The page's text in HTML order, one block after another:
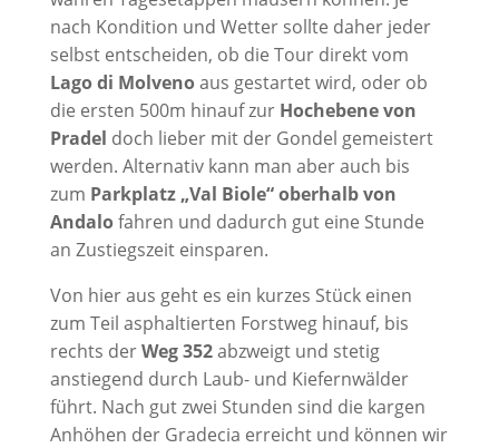
nach Kondition und Wetter sollte daher jeder
selbst entscheiden, ob die Tour direkt vom
Lago di Molvenoaus gestartet wird, oder ob
die ersten 500m hinauf zur Hochebene von
Pradel doch lieber mit der Gondel gemeistert
werden. Alternativ kann man aber auch bis
zum Parkplatz „Val Biole“oberhalb von
Andalofahren und dadurch gut eine Stunde
an Zustiegszeit einsparen.
Von hier aus geht es ein kurzes Stück einen
zum Teil asphaltierten Forstweg hinauf, bis
rechts derWeg 352abzweigt und stetig
anstiegend durch Laub- und Kiefernwälder
führt. Nach gut zwei Stunden sind die kargen
Anhöhen der Gradecia erreicht und können wir